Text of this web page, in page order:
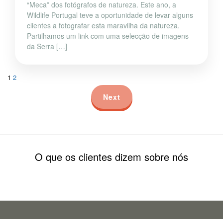
“Meca” dos fotógrafos de natureza. Este ano, a
Wildlife Portugal teve a oportunidade de levar alguns
clientes a fotografar esta maravilha da natureza.
Partilhamos um link com uma selecção de imagens
da Serra […]
1 2
Next
O que os clientes dizem sobre nós